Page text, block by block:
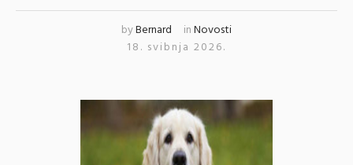
byBernard inNovosti
18. svibnja 2026.